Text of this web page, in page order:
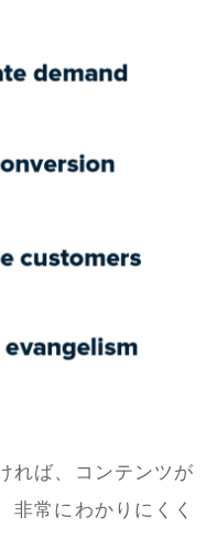
れば、コンテンツが
非常にわかりにくく